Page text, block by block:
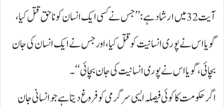
آیت 32میں ارشاد ہے: ’’ جس نے کسی ایک انسان کو ناحق قتل کیا،
گویا اس نے پوری انسانیت کو قتل کیا، اور جس نے ایک انسان کی جان
بچائی، گویا اس نے پوری انسانیت کی جان بچائی‘‘۔
اگر حکومت کا کوئی فیصلہ ایسی سرگرمی کو فروغ دیتا ہے جو انسانی جان